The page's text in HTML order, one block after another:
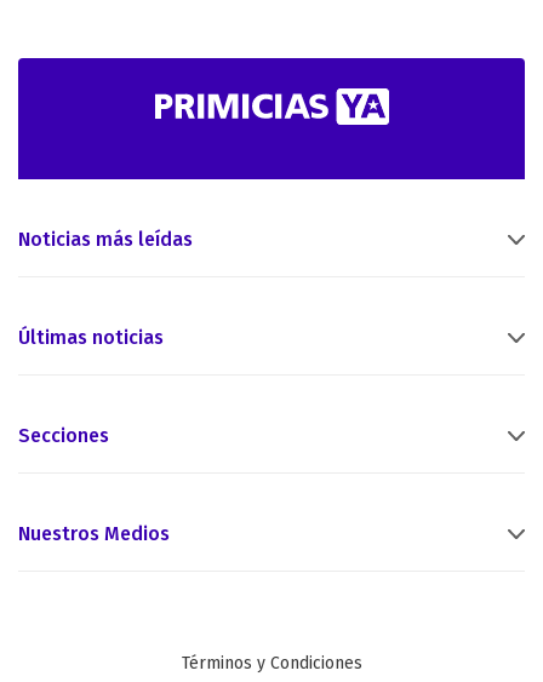
Noticias más leídas
Últimas noticias
Secciones
Nuestros Medios
Términos y Condiciones